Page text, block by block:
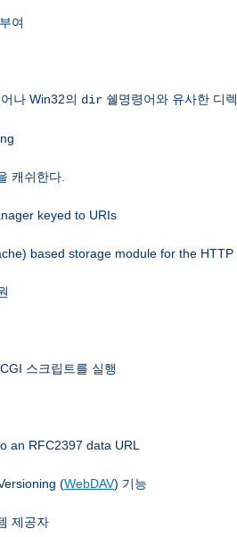
여
나 Win32의 dir 쉘명령어와 유사한 디
캐쉬한다.
keyed to URIs
based storage module for the HTTP
스크립트를 실행
an RFC2397 data URL
(WebDAV) 기능
제공자